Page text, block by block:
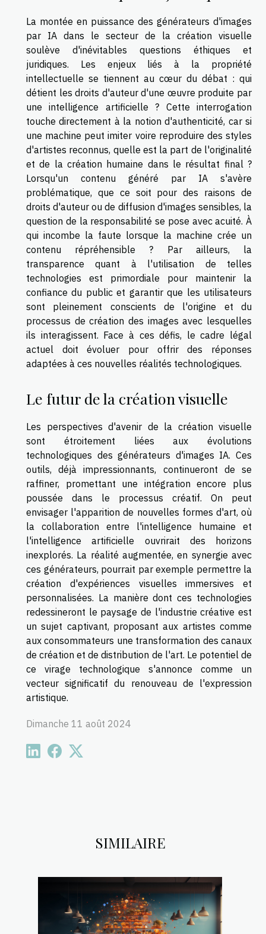
SIMILAIRE
La montée en puissance des générateurs d'images
par IA dans le secteur de la création visuelle
soulève d'inévitables questions éthiques et
juridiques. Les enjeux liés à la propriété
intellectuelle se tiennent au cœur du débat : qui
détient les droits d'auteur d'une œuvre produite par
une intelligence artificielle ? Cette interrogation
touche directement à la notion d'authenticité, car si
une machine peut imiter voire reproduire des styles
d'artistes reconnus, quelle est la part de l'originalité
et de la création humaine dans le résultat final ?
Lorsqu'un contenu généré par IA s'avère
problématique, que ce soit pour des raisons de
droits d'auteur ou de diffusion d'images sensibles, la
question de la responsabilité se pose avec acuité. À
qui incombe la faute lorsque la machine crée un
contenu répréhensible ? Par ailleurs, la
transparence quant à l'utilisation de telles
technologies est primordiale pour maintenir la
confiance du public et garantir que les utilisateurs
sont pleinement conscients de l'origine et du
processus de création des images avec lesquelles
ils interagissent. Face à ces défis, le cadre légal
actuel doit évoluer pour offrir des réponses
adaptées à ces nouvelles réalités technologiques.
Le futur de la création visuelle
Les perspectives d'avenir de la création visuelle
sont étroitement liées aux évolutions
technologiques des générateurs d'images IA. Ces
outils, déjà impressionnants, continueront de se
raffiner, promettant une intégration encore plus
poussée dans le processus créatif. On peut
envisager l'apparition de nouvelles formes d'art, où
la collaboration entre l'intelligence humaine et
l'intelligence artificielle ouvrirait des horizons
inexplorés. La réalité augmentée, en synergie avec
ces générateurs, pourrait par exemple permettre la
création d'expériences visuelles immersives et
personnalisées. La manière dont ces technologies
redessineront le paysage de l'industrie créative est
un sujet captivant, proposant aux artistes comme
aux consommateurs une transformation des canaux
de création et de distribution de l'art. Le potentiel de
ce virage technologique s'annonce comme un
vecteur significatif du renouveau de l'expression
artistique.
Dimanche 11 août 2024